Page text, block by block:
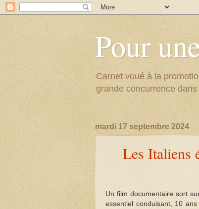
Pour
Carnet voué à la
grande concurrence
mardi 17 septembre 2024
Les Italiens
Un film documentaire sort
essentiel conduisant, 10